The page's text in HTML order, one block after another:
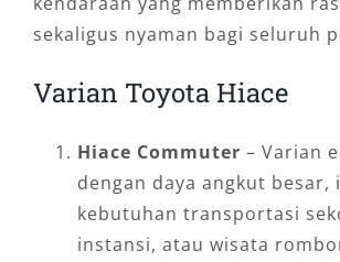
sekaligus nyaman bagi seluruh
Varian Toyota Hiace
Hiace Commuter – Varian
dengan daya angkut besar,
kebutuhan transportasi
instansi, atau wisata